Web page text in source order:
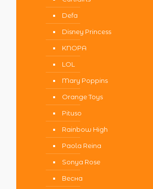
Defa
Disney Princess
KNOPA
LOL
Mary Poppins
Orange Toys
Pituso
Rainbow High
Paola Reina
Sonya Rose
Весна